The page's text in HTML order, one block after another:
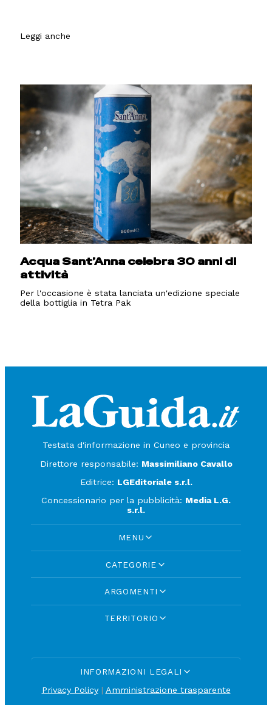
Leggi anche
Acqua Sant’Anna celebra 30 anni di
attività
Per l'occasione è stata lanciata un'edizione speciale
della bottiglia in Tetra Pak
Testata d'informazione in Cuneo e provincia
Direttore responsabile: Massimiliano Cavallo
Editrice: LGEditoriale s.r.l.
Concessionario per la pubblicità: Media L.G.
s.r.l.
MENU
CATEGORIE
ARGOMENTI
TERRITORIO
INFORMAZIONI LEGALI
Privacy Policy| Amministrazione trasparente